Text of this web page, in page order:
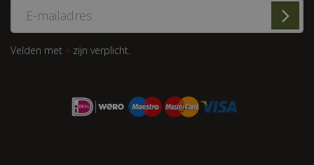
Velden met * zijn verplicht.